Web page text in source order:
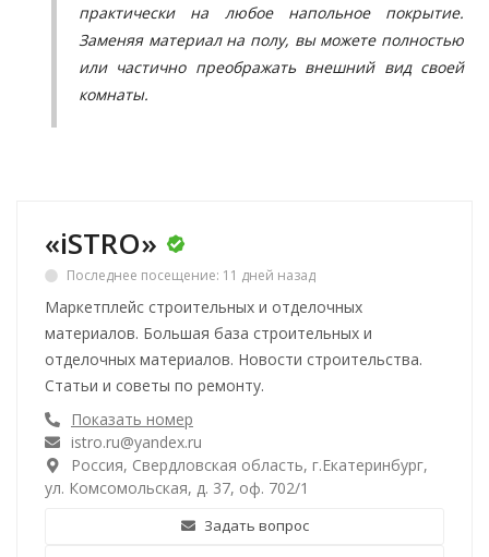
практически на любое напольное покрытие.
Заменяя материал на полу, вы можете полностью
или частично преображать внешний вид своей
комнаты.
«iSTRO»
Последнее посещение: 11 дней назад
Маркетплейс строительных и отделочных
материалов. Большая база строительных и
отделочных материалов. Новости строительства.
Статьи и советы по ремонту.
Показать номер
istro.ru@yandex.ru
Россия, Свердловская область, г.Екатеринбург,
ул. Комсомольская, д. 37, оф. 702/1
Задать вопрос